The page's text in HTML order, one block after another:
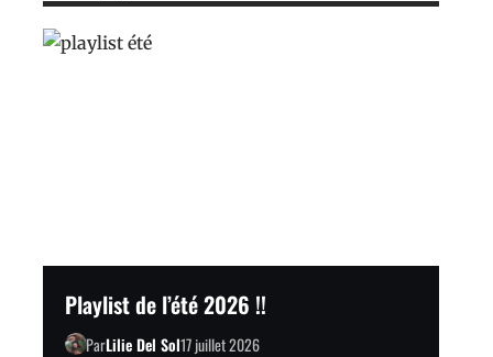
Playlist de l’été 2026 !!
ParLilie Del Sol17 juillet 2026